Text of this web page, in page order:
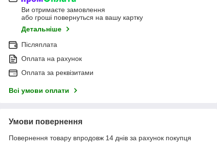
Ви отримаєте замовлення
або гроші повернуться на вашу картку
Детальніше
Післяплата
Оплата на рахунок
Оплата за реквізитами
Всі умови оплати
Умови повернення
Повернення товару впродовж 14 днів за рахунок покупця